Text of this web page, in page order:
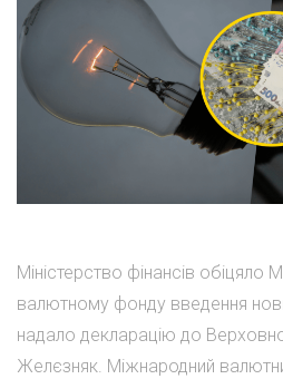
Міністерство фінансів обіцяло
валютному фонду введення
надало декларацію до
Желєзняк. Міжнародний